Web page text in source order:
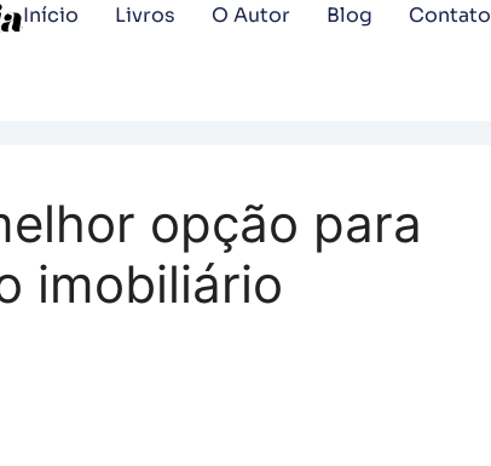
Início Livros O Autor Blog Contato
opção para
imobiliário